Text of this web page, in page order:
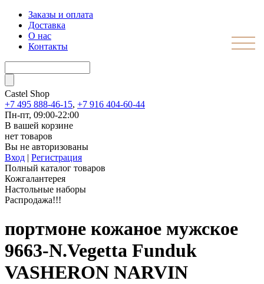
Заказы и оплата
Доставка
О нас
Контакты
Castel Shop
+7 495 888-46-15, +7 916 404-60-44
Пн-пт, 09:00-22:00
В вашей корзине
нет товаров
Вы не авторизованы
Вход | Регистрация
Полный каталог товаров
Кожгалантерея
Настольные наборы
Распродажа!!!
портмоне кожаное мужское
9663-N.Vegetta Funduk
VASHERON NARVIN